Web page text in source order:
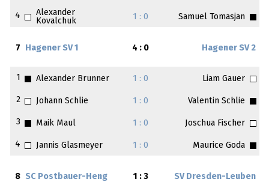
4
Alexander
Kovalchuk
1 : 0 Samuel Tomasjan
7 Hagener SV 1 4 : 0 Hagener SV 2
1 Alexander Brunner 1 : 0 Liam Gauer
2 Johann Schlie 1 : 0 Valentin Schlie
3 Maik Maul 1 : 0 Joschua Fischer
4 Jannis Glasmeyer 1 : 0 Maurice Goda
8 SC Postbauer-Heng 1 : 3 SV Dresden-Leuben